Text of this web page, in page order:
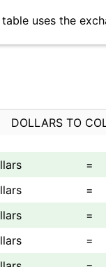
uses the
DOLLARS TO
=
=
=
=